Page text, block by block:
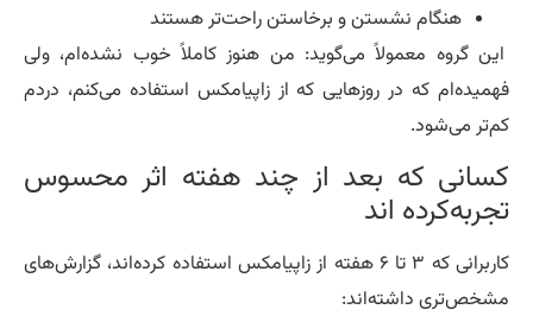
هنگام نشستن و برخاستن راحت‌تر هستند
گروه معمولاً می‌گوید: من هنوز کاملاً خوب نشده‌ام، ولی
که در روزهایی که از زاپیامکس استفاده می‌کنم، دردم
می‌شود.
که بعد از چند هفته اثر محسوس
اند
کاربرانی که ۳ تا ۶ هفته از زاپیامکس استفاده کرده‌اند، گزارش‌های
داشته‌اند: